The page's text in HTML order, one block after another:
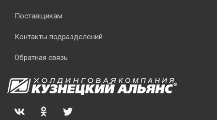
Поставщикам
Контакты подразделений
Обратная связь